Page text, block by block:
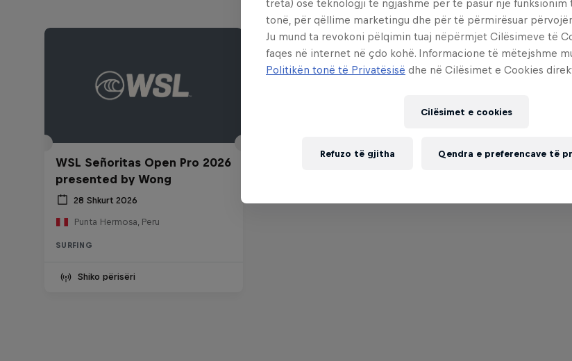
WSL Señoritas Open Pro 2026
presented by Wong
28 Shkurt 2026
Punta Hermosa, Peru
SURFING
Shiko përisëri
treta) ose teknologji të ngjashme për të pasur një funksionim
tonë, për qëllime marketingu dhe për të përmirësuar
Ju mund ta revokoni pëlqimin tuaj nëpërmjet Cilësimeve të
faqes në internet në çdo kohë. Informacione të mëtejshme
Politikën tonë të Privatësisë dhe në Cilësimet e Cookies
Cilësimet e cookies
Refuzo të gjitha Qendra e preferencave të